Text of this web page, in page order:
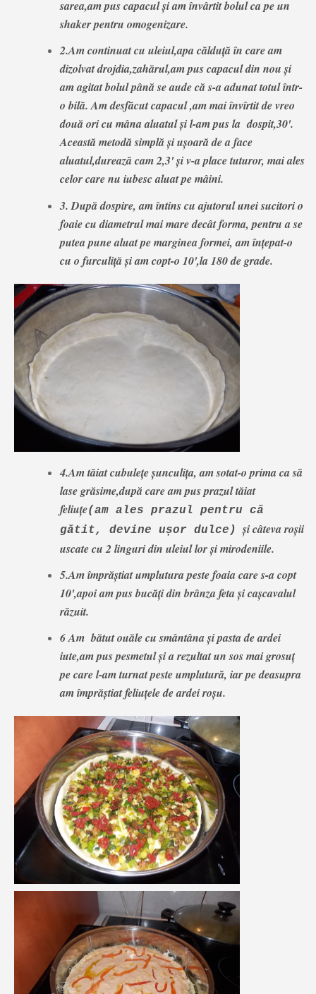
sarea,am pus capacul și am învârtit bolul ca pe un
shaker pentru omogenizare.
2.Am continuat cu uleiul,apa călduță în care am
dizolvat drojdia,zahărul,am pus capacul din nou și
am agitat bolul până se aude că s-a adunat totul într-
o bilă. Am desfăcut capacul ,am mai învîrtit de vreo
două ori cu mâna aluatul și l-am pus la dospit,30'.
Această metodă simplă și ușoară de a face
aluatul,durează cam 2,3' și v-a place tuturor, mai ales
celor care nu iubesc aluat pe mâini.
3. După dospire, am întins cu ajutorul unei sucitori o
foaie cu diametrul mai mare decât forma, pentru a se
putea pune aluat pe marginea formei, am înțepat-o
cu o furculiță și am copt-o 10',la 180 de grade.
4.Am tăiat cubulețe șunculița, am sotat-o prima ca să
lase grăsime,după care am pus prazul tăiat
feliuțe(am ales prazul pentru că
gătit, devine ușor dulce) și câteva roșii
uscate cu 2 linguri din uleiul lor și mirodeniile.
5.Am împrăștiat umplutura peste foaia care s-a copt
10',apoi am pus bucăți din brânza feta și cașcavalul
răzuit.
6 Am bătut ouăle cu smântâna și pasta de ardei
iute,am pus pesmetul și a rezultat un sos mai grosuț
pe care l-am turnat peste umplutură, iar pe deasupra
am împrăștiat feliuțele de ardei roșu.